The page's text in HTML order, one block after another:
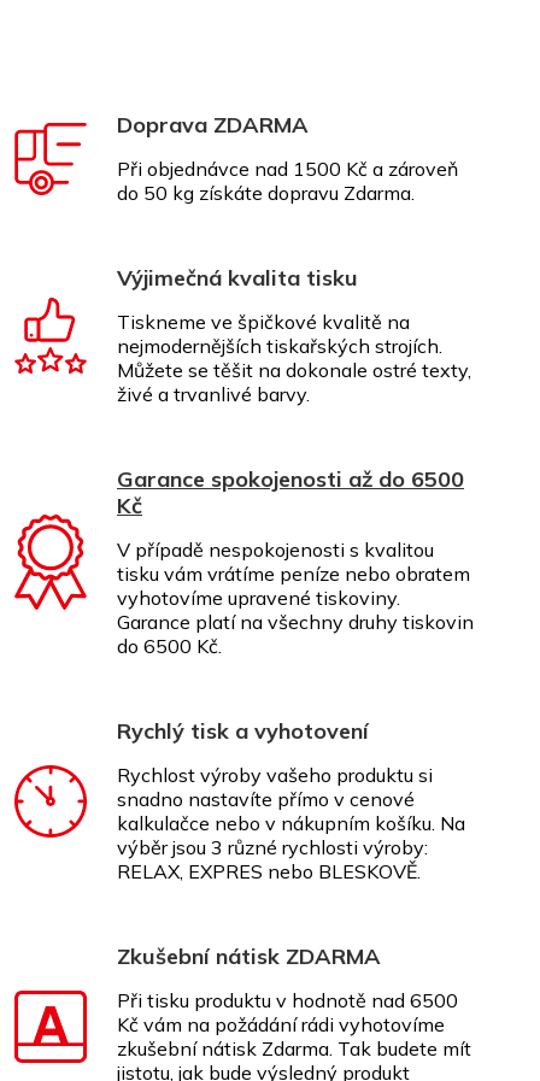
Doprava ZDARMA
Při objednávce nad 1500 Kč a zároveň
do 50 kg získáte dopravu Zdarma.
Výjimečná kvalita tisku
Tiskneme ve špičkové kvalitě na
nejmodernějších tiskařských strojích.
Můžete se těšit na dokonale ostré texty,
živé a trvanlivé barvy.
Garance spokojenosti až do 6500
Kč
V případě nespokojenosti s kvalitou
tisku vám vrátíme peníze nebo obratem
vyhotovíme upravené tiskoviny.
Garance platí na všechny druhy tiskovin
do 6500 Kč.
Rychlý tisk a vyhotovení
Rychlost výroby vašeho produktu si
snadno nastavíte přímo v cenové
kalkulačce nebo v nákupním košíku. Na
výběr jsou 3 různé rychlosti výroby:
RELAX, EXPRES nebo BLESKOVĚ.
Zkušební nátisk ZDARMA
Při tisku produktu v hodnotě nad 6500
Kč vám na požádání rádi vyhotovíme
zkušební nátisk Zdarma. Tak budete mít
jistotu, jak bude výsledný produkt